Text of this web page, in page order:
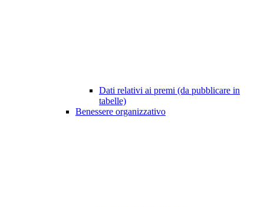
Dati relativi ai premi (da pubblicare in
tabelle)
Benessere organizzativo